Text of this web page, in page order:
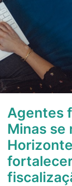
Agentes
Minas se